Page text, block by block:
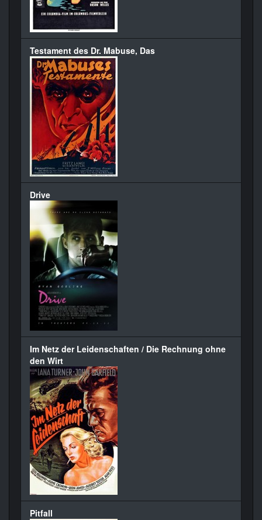
Testament des Dr. Mabuse, Das
Drive
Im Netz der Leidenschaften / Die Rechnung ohne
den Wirt
Pitfall